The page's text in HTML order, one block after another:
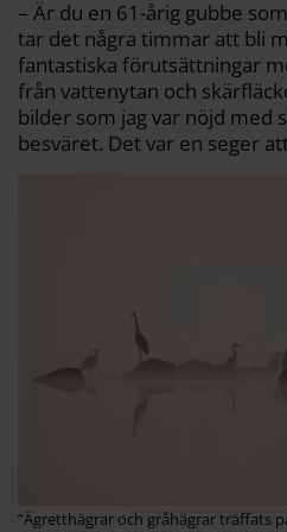
– Är du en 61-årig gubbe
tar det några timmar att bli
fantastiska förutsättningar
från vattenytan och
bilder som jag var nöjd med
besväret. Det var en seger
”Ägretthägrar och gråhägrar träffats